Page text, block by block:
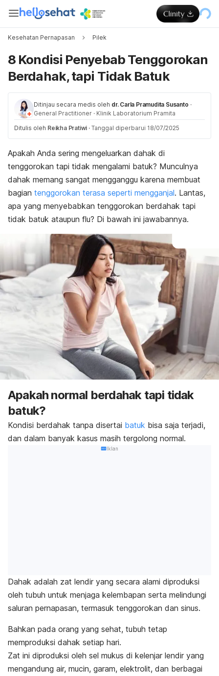
Kesehatan Pernapasan Pilek
8 Kondisi Penyebab Tenggorokan
Berdahak, tapi Tidak Batuk
Ditinjau secara medis oleh dr. Carla Pramudita Susanto ·
General Practitioner · Klinik Laboratorium Pramita
Ditulis oleh Reikha Pratiwi · Tanggal diperbarui 18/07/2025
Apakah Anda sering mengeluarkan dahak di
tenggorokan tapi tidak mengalami batuk? Munculnya
dahak memang sangat mengganggu karena membuat
bagian tenggorokan terasa seperti mengganjal. Lantas,
apa yang menyebabkan tenggorokan berdahak tapi
tidak batuk ataupun flu? Di bawah ini jawabannya.
Apakah normal berdahak tapi tidak
batuk?
Kondisi berdahak tanpa disertai batuk bisa saja terjadi,
dan dalam banyak kasus masih tergolong normal.
Iklan
Dahak adalah zat lendir yang secara alami diproduksi
oleh tubuh untuk menjaga kelembapan serta melindungi
saluran pernapasan, termasuk tenggorokan dan sinus.
Bahkan pada orang yang sehat, tubuh tetap
memproduksi dahak setiap hari.
Zat ini diproduksi oleh sel mukus di kelenjar lendir yang
mengandung air, mucin, garam, elektrolit, dan berbagai